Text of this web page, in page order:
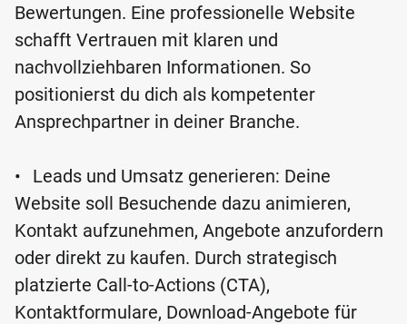
Bewertungen. Eine professionelle Website
schafft Vertrauen mit klaren und
nachvollziehbaren Informationen. So
positionierst du dich als kompetenter
Ansprechpartner in deiner Branche.
•
Leads und Umsatz generieren: Deine
Website soll Besuchende dazu animieren,
Kontakt aufzunehmen, Angebote anzufordern
oder direkt zu kaufen. Durch strategisch
platzierte Call-to-Actions (CTA),
Kontaktformulare, Download-Angebote für